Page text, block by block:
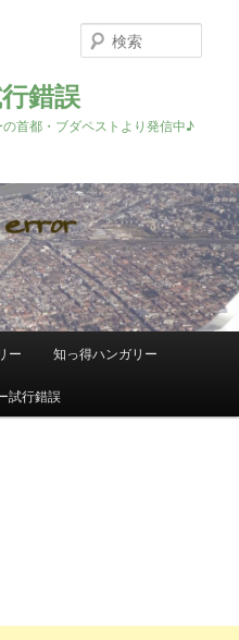
錯誤
首都・ブダペストより発信中♪
索
ー 知っ得ハンガリー
試行錯誤